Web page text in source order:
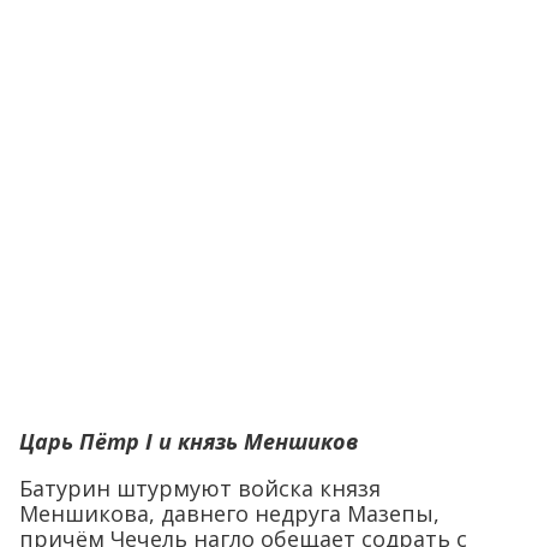
Царь Пётр I и князь Меншиков
Батурин штурмуют войска князя
Меншикова, давнего недруга Мазепы,
причём Чечель нагло обещает содрать с